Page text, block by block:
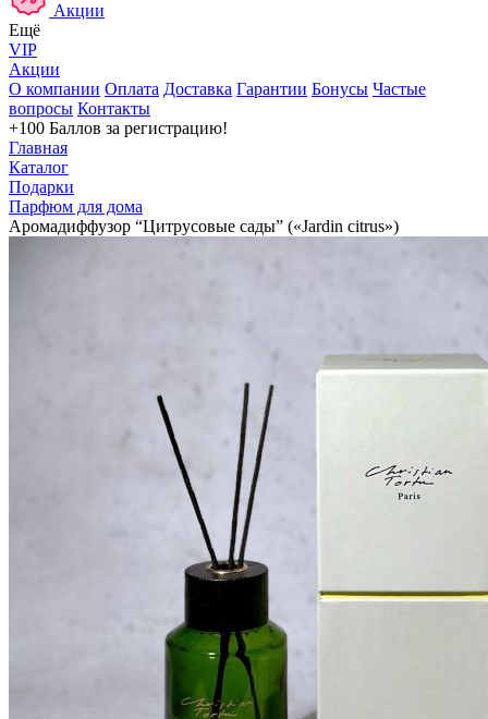
Акции
Ещё
VIP
Акции
О компании Оплата Доставка Гарантии Бонусы Частые
вопросы Контакты
+100 Баллов за регистрацию!
Главная
Каталог
Подарки
Парфюм для дома
Аромадиффузор “Цитрусовые сады” («Jardin citrus»)